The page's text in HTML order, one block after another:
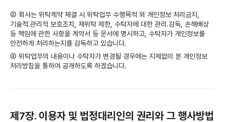
② 회사는 위탁계약 체결 시 위탁업무 수행목적 외 개인정보 처리금지,
기술적․관리적 보호조치, 재위탁 제한, 수탁자에 대한 관리․감독, 손해배상
등 책임에 관한 사항을 계약서 등 문서에 명시하고, 수탁자가 개인정보를
안전하게 처리하는지를 감독하고 있습니다.
③ 위탁업무의 내용이나 수탁자가 변경될 경우에는 지체없이 본 개인정보
처리방침을 통하여 공개하도록 하겠습니다.
제7장. 이용자 및 법정대리인의 권리와 그 행사방법